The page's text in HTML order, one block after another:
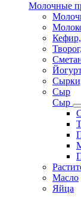
Молочные
Сыр
Сыр
Масло
Яйца